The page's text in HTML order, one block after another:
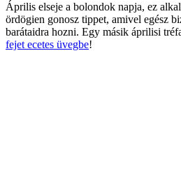
Április elseje a bolondok napja, ez
ördögien gonosz tippet, amivel egész
barátaidra hozni. Egy másik áprilisi
fejet ecetes üvegbe!